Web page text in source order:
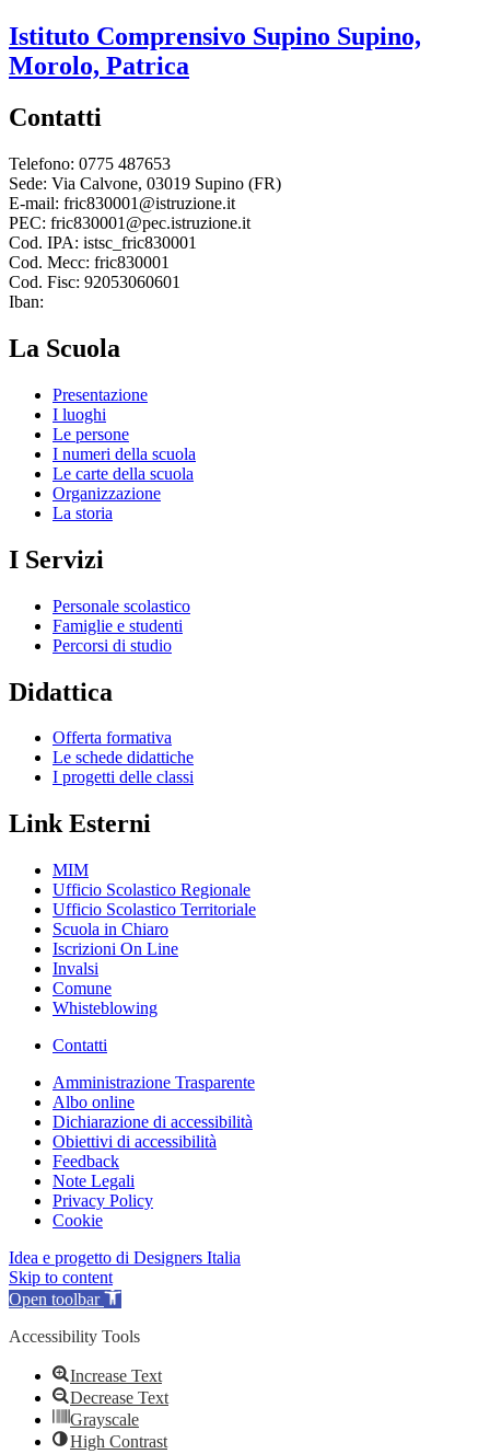
Istituto Comprensivo Supino Supino,
Morolo, Patrica
Contatti
Telefono: 0775 487653
Sede: Via Calvone, 03019 Supino (FR)
E-mail: fric830001@istruzione.it
PEC: fric830001@pec.istruzione.it
Cod. IPA: istsc_fric830001
Cod. Mecc: fric830001
Cod. Fisc: 92053060601
Iban:
La Scuola
Presentazione
I luoghi
Le persone
I numeri della scuola
Le carte della scuola
Organizzazione
La storia
I Servizi
Personale scolastico
Famiglie e studenti
Percorsi di studio
Didattica
Offerta formativa
Le schede didattiche
I progetti delle classi
Link Esterni
MIM
Ufficio Scolastico Regionale
Ufficio Scolastico Territoriale
Scuola in Chiaro
Iscrizioni On Line
Invalsi
Comune
Whisteblowing
Contatti
Amministrazione Trasparente
Albo online
Dichiarazione di accessibilità
Obiettivi di accessibilità
Feedback
Note Legali
Privacy Policy
Cookie
Idea e progetto di Designers Italia
Skip to content
Open toolbar
Accessibility Tools
Increase Text
Decrease Text
Grayscale
High Contrast